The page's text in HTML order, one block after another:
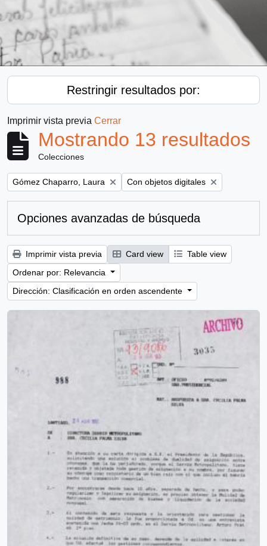
Restringir resultados por:
Imprimir vista previa Cerrar
Mostrando 13 resultados
Colecciones
Remove filter:
Gómez Chaparro, Laura Remove filter:
Con objetos digitales
Opciones avanzadas de búsqueda
Imprimir vista previa Card view
Table view
Ordenar por: Relevancia
Dirección: Clasificación en orden ascendente